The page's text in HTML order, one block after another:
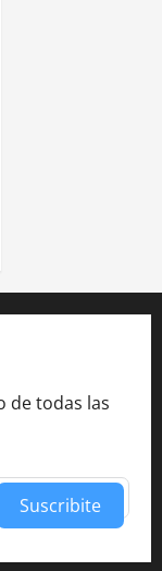
de todas las
Suscribite